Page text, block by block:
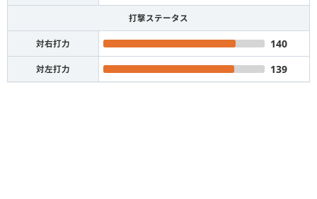
打撃ステータス
対右打力 140
対左打力 139